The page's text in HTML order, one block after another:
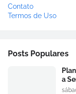
Contato
Termos de Uso
Posts Populares
a